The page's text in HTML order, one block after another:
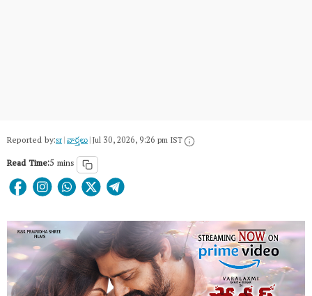
Reported by:sr|వార్త‌లు|Jul 30, 2026, 9:26 pm IST
Read Time:5 mins